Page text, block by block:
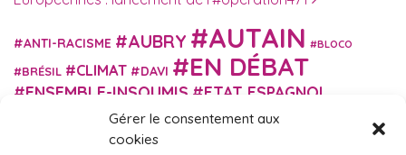
Gérer le consentement aux
cookies
ANTI-RACISME AUBRY AUTAIN BLOCO
BRÉSIL CLIMAT DAVI EN DÉBAT
ENSEMBLE-INSOUMIS ETAT ESPAGNOL
EUROPE EXTRÊME DROITE FASCISME
FRANCE INSOUMISE